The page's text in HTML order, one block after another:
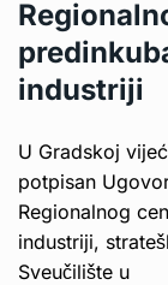
industriji
U Gradskoj
potpisan
Regionalnog
industriji,
Sveučilište u